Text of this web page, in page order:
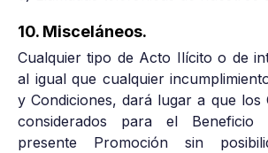
10. Misceláneos.
Cualquier tipo de Acto Ilícito o de
al igual que cualquier
y Condiciones, dará lugar a que los
considerados para el
presente Promoción sin